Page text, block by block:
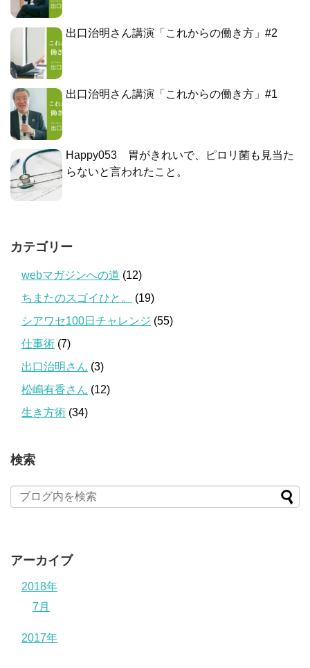
出口治明さん講演「これからの働き方」#2
出口治明さん講演「これからの働き方」#1
Happy053 胃がきれいで、ピロリ菌も見当た
らないと言われたこと。
カテゴリー
webマガジンへの道 (12)
ちまたのスゴイひと。
(19)
シアワセ100日チャレンジ (55)
仕事術 (7)
出口治明さん (3)
松嶋有香さん (12)
生き方術 (34)
検索
アーカイブ
2018年
7月
2017年